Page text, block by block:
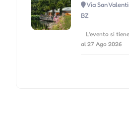
Via San
BZ
L'evento si
al 27 Ago 2026